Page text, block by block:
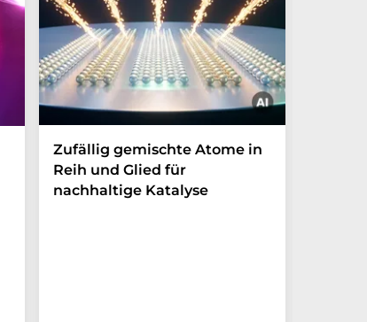
Zufällig gemischte Atome in
Reih und Glied für
nachhaltige Katalyse